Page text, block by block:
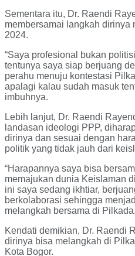
Sementara itu, Dr. Raendi
membersamai langkah dirinya
2024.
“Saya profesional bukan
tentunya saya siap berjuang
perahu menuju kontestasi
apalagi kalau sudah masuk
imbuhnya.
Lebih lanjut, Dr. Raendi
landasan ideologi PPP,
dirinya dan sesuai dengan
politik yang tidak jauh dari
“Harapannya saya bisa
memajukan dunia Keislaman
ini saya sedang ikhtiar,
berkolaborasi sehingga
melangkah bersama di
Kendati demikian, Dr. Raendi
dirinya bisa melangkah di
Kota Bogor.